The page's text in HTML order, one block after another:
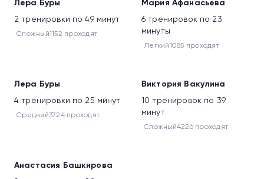
Лера Буры
2 тренировки по 49 минут
Сложный1152 проходят
Мария Афанасьева
6 тренировок по 23
минуты
Легкий1085 проходят
Лера Буры
4 тренировки по 25 минут
Средний3724 проходят
Виктория Вакулина
10 тренировок по 39
минут
Сложный4226 проходят
Анастасия Башкирова